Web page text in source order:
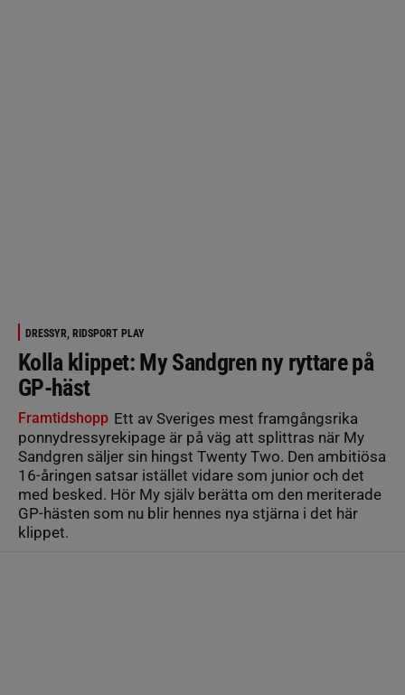
DRESSYR, RIDSPORT PLAY
Kolla klippet: My Sandgren ny ryttare på
GP-häst
Framtidshopp Ett av Sveriges mest framgångsrika
ponnydressyrekipage är på väg att splittras när My
Sandgren säljer sin hingst Twenty Two. Den ambitiösa
16-åringen satsar istället vidare som junior och det
med besked. Hör My själv berätta om den meriterade
GP-hästen som nu blir hennes nya stjärna i det här
klippet.